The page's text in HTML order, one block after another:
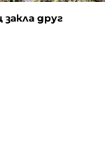
друг